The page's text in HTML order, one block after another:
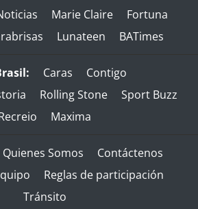
Marie Claire
Fortuna
Lunateen BATimes
Caras
Contigo
Rolling Stone
Sport Buzz
Maxima
Quienes Somos
Contáctenos
Reglas de participación
Tránsito